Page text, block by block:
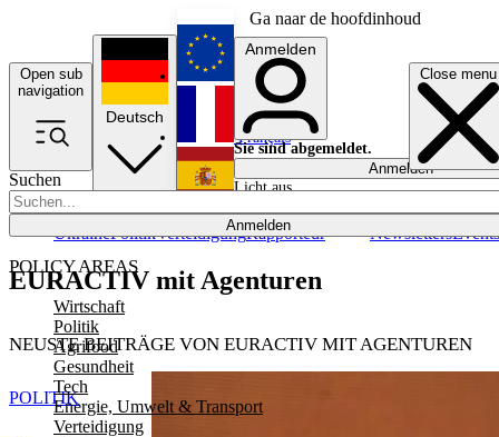
Ga naar de hoofdinhoud
Open sub
navigation
Close menu
Suchen
Anmelden
POLICY AREAS
Wirtschaft
Politik
Agrifood
Gesundheit
Tech
Energie, Umwelt & Transport
Verteidigung
UkrainePolitikVerteidigungRapporteur NewslettersEvents
Deutsch
English
Français
Anmelden
Sie sind abgemeldet.
Anmelden
Licht aus
EURACTIV mit Agenturen
NEUSTE BEITRÄGE VON EURACTIV MIT AGENTUREN
POLITIK